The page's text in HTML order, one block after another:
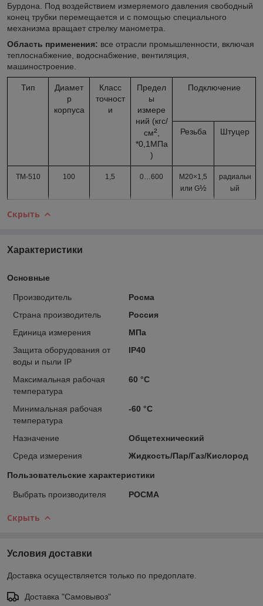
Бурдона. Под воздействием измеряемого давления свободный
конец трубки перемещается и с помощью специального
механизма вращает стрелку манометра.
Область применения: все отрасли промышленности, включая
теплоснабжение, водоснабжение, вентиляция,
машиностроение.
Тип
Диамет
р
корпуса
Класс
точност
и
Предел
ы
измере
ний (кгс/
см²,
*0,1МПа
)
Подключение
Резьба Штуцер
ТМ-510 100 1,5 0… 600
М20×1,5
или G½
радиальн
ый
Скрыть
Характеристики
Основные
Производитель
Росма
Страна производитель
Россия
Единица измерения
МПа
Защита оборудования от
воды и пыли IP
IP40
Максимальная рабочая
температура
60 °С
Минимальная рабочая
температура
-60 °С
Назначение
Общетехнический
Среда измерения
Жидкость/Пар/Газ/Кислород
Пользовательские характеристики
Выбрать производителя РОСМА
Скрыть
Условия доставки
Доставка осуществляется только по предоплате.
Доставка "Самовывоз"